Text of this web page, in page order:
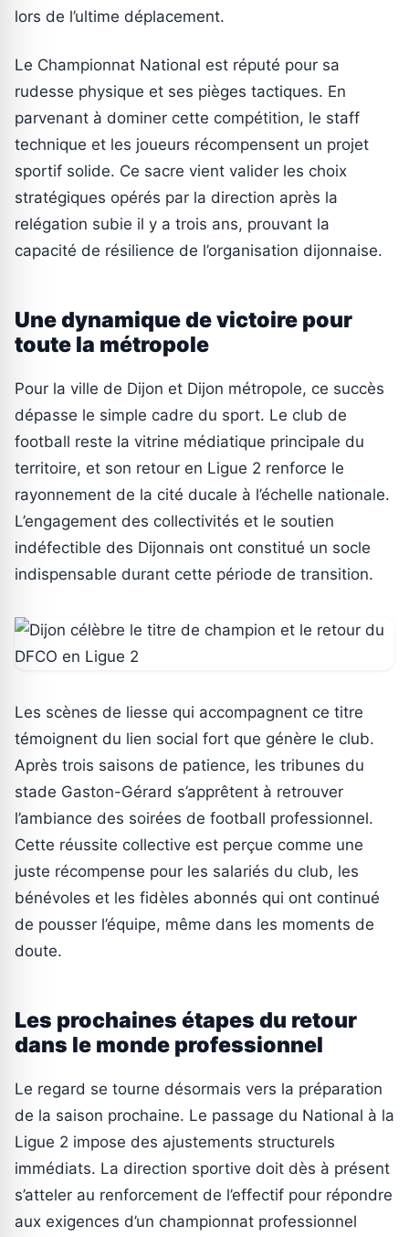
lors de l’ultime déplacement.
Le Championnat National est réputé pour sa
rudesse physique et ses pièges tactiques. En
parvenant à dominer cette compétition, le staff
technique et les joueurs récompensent un projet
sportif solide. Ce sacre vient valider les choix
stratégiques opérés par la direction après la
relégation subie il y a trois ans, prouvant la
capacité de résilience de l’organisation dijonnaise.
Une dynamique de victoire pour
toute la métropole
Pour la ville de Dijon et Dijon métropole, ce succès
dépasse le simple cadre du sport. Le club de
football reste la vitrine médiatique principale du
territoire, et son retour en Ligue 2 renforce le
rayonnement de la cité ducale à l’échelle nationale.
L’engagement des collectivités et le soutien
indéfectible des Dijonnais ont constitué un socle
indispensable durant cette période de transition.
Les scènes de liesse qui accompagnent ce titre
témoignent du lien social fort que génère le club.
Après trois saisons de patience, les tribunes du
stade Gaston-Gérard s’apprêtent à retrouver
l’ambiance des soirées de football professionnel.
Cette réussite collective est perçue comme une
juste récompense pour les salariés du club, les
bénévoles et les fidèles abonnés qui ont continué
de pousser l’équipe, même dans les moments de
doute.
Les prochaines étapes du retour
dans le monde professionnel
Le regard se tourne désormais vers la préparation
de la saison prochaine. Le passage du National à la
Ligue 2 impose des ajustements structurels
immédiats. La direction sportive doit dès à présent
s’atteler au renforcement de l’effectif pour répondre
aux exigences d’un championnat professionnel